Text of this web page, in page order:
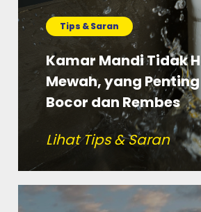
Tips & Saran
Kamar Mandi Tidak
Mewah, yang
Bocor dan Rembes
Lihat Tips & Saran